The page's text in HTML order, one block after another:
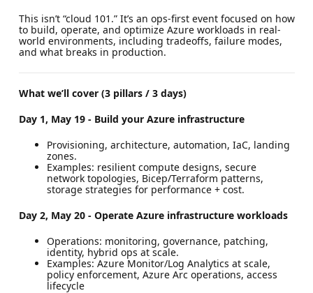
This isn’t “cloud 101.” It’s an ops-first event focused on how
to build, operate, and optimize Azure workloads in real-
world environments, including tradeoffs, failure modes,
and what breaks in production.
What we’ll cover (3 pillars / 3 days)
Day 1, May 19 - Build your Azure infrastructure
Provisioning, architecture, automation, IaC, landing
zones.
Examples: resilient compute designs, secure
network topologies, Bicep/Terraform patterns,
storage strategies for performance + cost.
Day 2, May 20 - Operate Azure infrastructure workloads
Operations: monitoring, governance, patching,
identity, hybrid ops at scale.
Examples: Azure Monitor/Log Analytics at scale,
policy enforcement, Azure Arc operations, access
lifecycle